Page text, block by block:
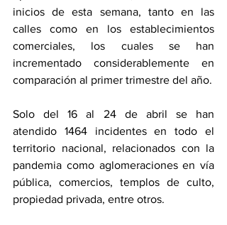
inicios de esta semana, tanto en las
calles como en los establecimientos
comerciales, los cuales se han
incrementado considerablemente en
comparación al primer trimestre del año.
Solo del 16 al 24 de abril se han
atendido 1464 incidentes en todo el
territorio nacional, relacionados con la
pandemia como aglomeraciones en vía
pública, comercios, templos de culto,
propiedad privada, entre otros.